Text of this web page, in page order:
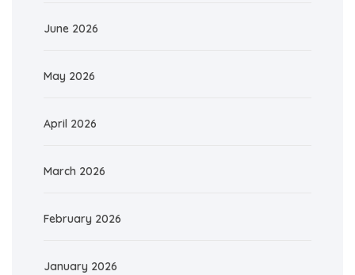
June 2026
May 2026
April 2026
March 2026
February 2026
January 2026